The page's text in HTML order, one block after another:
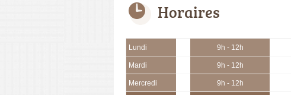
Horaires
Lundi 9h - 12h
Mardi 9h - 12h
Mercredi 9h - 12h